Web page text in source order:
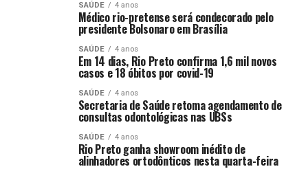
SAÚDE 4 anos
Médico rio-pretense será condecorado pelo
presidente Bolsonaro em Brasília
SAÚDE 4 anos
Em 14 dias, Rio Preto confirma 1,6 mil novos
casos e 18 óbitos por covid-19
SAÚDE 4 anos
Secretaria de Saúde retoma agendamento de
consultas odontológicas nas UBSs
SAÚDE 4 anos
Rio Preto ganha showroom inédito de
alinhadores ortodônticos nesta quarta-feira